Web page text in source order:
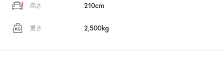
高さ 210cm
重さ 2,500kg